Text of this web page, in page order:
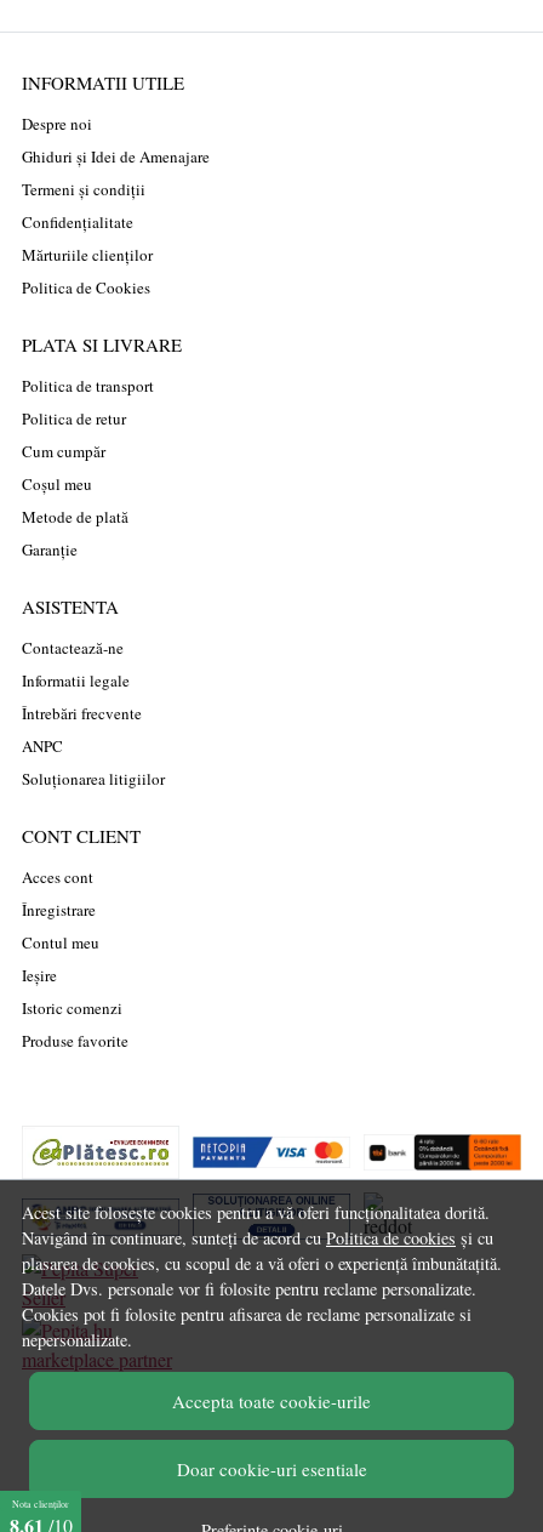
Acest site folosește cookies pentru a vă oferi funcționalitatea dorită.
Navigând în continuare, sunteți de acord cuPolitica de cookies și cu
plasarea de cookies, cu scopul de a vă oferi o experiență îmbunătațită.
Datele Dvs. personale vor fi folosite pentru reclame personalizate.
Cookies pot fi folosite pentru afisarea de reclame personalizate si
nepersonalizate.
Accepta toate cookie-urile
Doar cookie-uri esentiale
INFORMATII UTILE
Despre noi
Ghiduri și Idei de Amenajare
Termeni și condiții
Confidențialitate
Mărturiile clienților
Politica de Cookies
PLATA SI LIVRARE
Politica de transport
Politica de retur
Cum cumpăr
Coșul meu
Metode de plată
Garanție
ASISTENTA
Contactează-ne
Informatii legale
Întrebări frecvente
ANPC
Soluționarea litigiilor
CONT CLIENT
Acces cont
Înregistrare
Contul meu
Ieșire
Istoric comenzi
Produse favorite
marketplace partner
Nota clienților
8,61 /10